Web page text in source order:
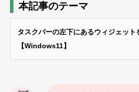
本記事のテーマ
タスクバーの左下にあるウィジェット
【Windows11】